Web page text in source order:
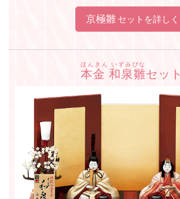
京極雛 セットを詳しく
本金 和泉雛
ほんきん いずみびな
セット